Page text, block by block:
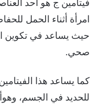
فيتامين ج هو أحد
امرأة أثناء الحمل
حيث يساعد في تكوين
صحي.
كما يساعد هذا
للحديد في الجسم،